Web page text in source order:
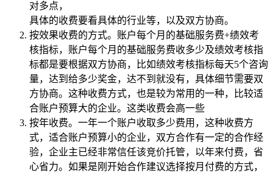
对多点，
具体的收费要看具体的行业等，以及双方协商。
按效果收费的方式。账户每个月的基础服务费+绩效考
核指标，账户每个月的基础服务费收多少及绩效考核指
标都是要根据双方协商，比如绩效考核指标每天5个咨询
量，达到给多少奖金，达不到就没有，具体细节需要双
方协商。这种收费方式，也是较为常用的一种，比较适
合账户预算大的企业。这类收费会高一些
按年收费。一年一个账户收取多少费用，这种收费方
式，适合账户预算小的企业，双方合作有一定的合作经
验，企业主已经非常信任该竞价托管，以年来付费，省
心省力。如果是刚开始合作建议选择按月付费的方式，